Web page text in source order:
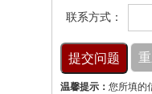
联系方式：
温馨提示： 您所填的